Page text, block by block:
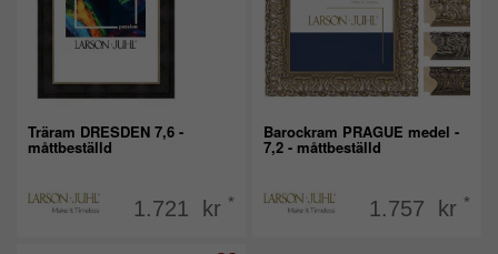
Träram DRESDEN 7,6 -
måttbeställd
1.721 kr *
Barockram PRAGUE medel -
7,2 - måttbeställd
1.757 kr *